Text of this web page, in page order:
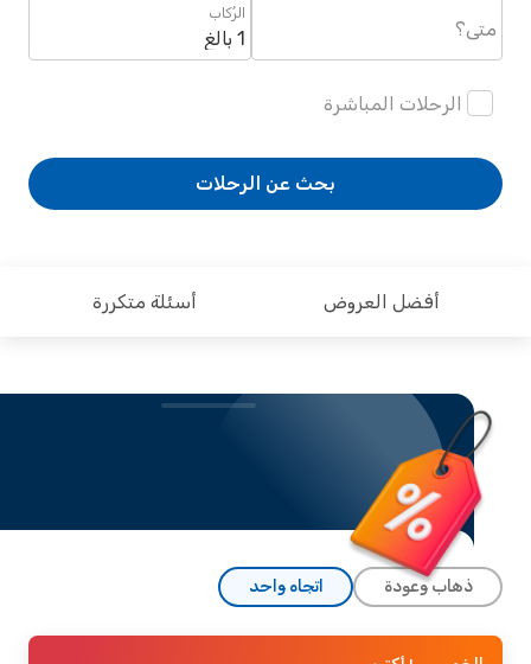
الرحلات المباشرة
بحث عن الرحلات
أفضل العروض أسئلة متكررة
ذهاب وعودة اتجاه واحد